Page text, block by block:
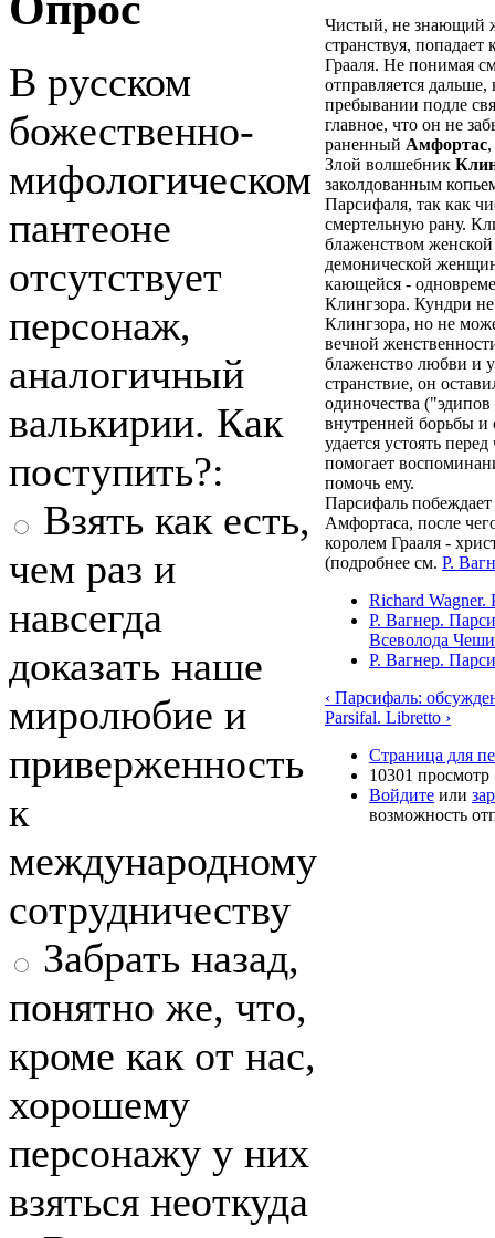
В русском
божественно-
мифологическом
пантеоне
отсутствует
персонаж,
аналогичный
валькирии. Как
поступить?:
Взять как есть,
чем раз и
навсегда
доказать наше
миролюбие и
приверженность
к
международному
сотрудничеству
Забрать назад,
понятно же, что,
кроме как от нас,
хорошему
персонажу у них
взяться неоткуда
Чистый, не
странствуя,
Грааля. Не понимая
отправляется
пребывании подле
главное, что он не
раненный Амфортас
Злой волшебник
заколдованным
Парсифаля, так как
смертельную рану.
блаженством
демонической
кающейся -
Клингзора. Кундри
Клингзора, но не
вечной
блаженство любви и
странствие, он
одиночества
внутренней борьбы и
удается устоять
помогает
помочь ему.
Парсифаль побеждает
Амфортаса, после
королем Грааля -
(подробнее см. Р.
Richard Wagner.
Р. Вагнер.
Всеволода
Р. Вагнер.
‹ Парсифаль:
Parsifal. Libretto ›
Страница для
10301 просмотр
Войдите или
возможность